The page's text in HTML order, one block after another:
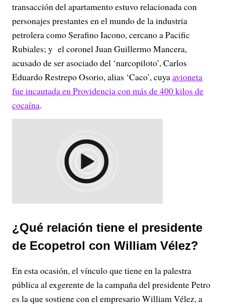
transacción del apartamento estuvo relacionada con
personajes prestantes en el mundo de la industria
petrolera como Serafino Iacono, cercano a Pacific
Rubiales; y el coronel Juan Guillermo Mancera,
acusado de ser asociado del ‘narcopiloto’, Carlos
Eduardo Restrepo Osorio, alias ‘Caco’, cuyaavioneta
fue incautada en Providencia con más de 400 kilos de
cocaína.
¿Qué relación tiene el presidente
de Ecopetrol con William Vélez?
En esta ocasión, el vínculo que tiene en la palestra
pública al exgerente de la campaña del presidente Petro
es la que sostiene con el empresario William Vélez, a